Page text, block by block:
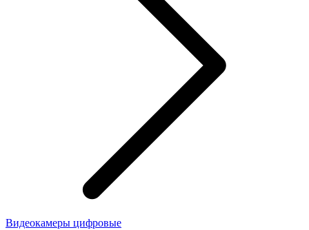
Видеокамеры цифровые